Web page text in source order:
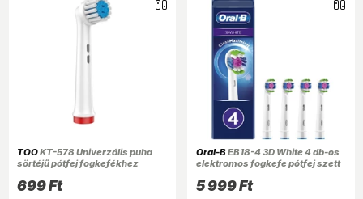
TOOKT-578 Univerzális puha
sörtéjű pótfej fogkefékhez
699 Ft
Oral-BEB18-4 3D White 4 db-os
elektromos fogkefe pótfej szett
5 999 Ft